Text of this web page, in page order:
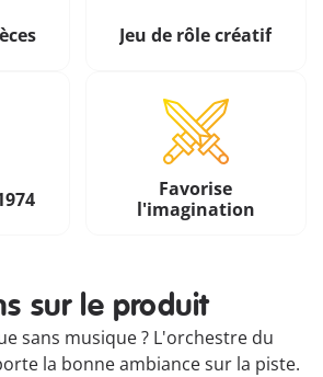
Jeu de rôle créatif
Favorise
l'imagination
sur le produit
sans musique ? L'orchestre du
la bonne ambiance sur la piste.